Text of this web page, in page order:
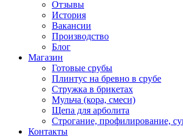
Отзывы
История
Вакансии
Производство
Блог
Магазин
Готовые срубы
Плинтус на бревно в срубе
Стружка в брикетах
Мульча (кора, смеси)
Щепа для арболита
Строгание, профилирование,
Контакты